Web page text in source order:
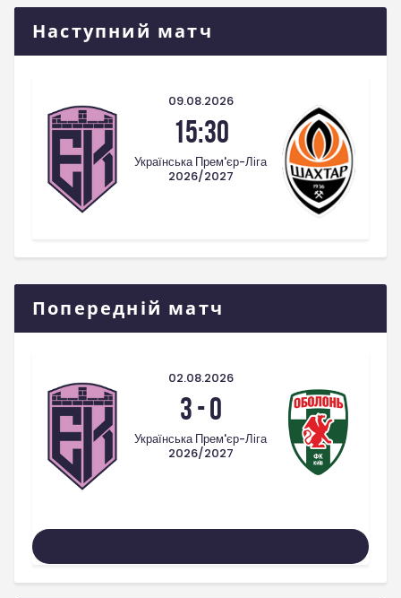
Наступний матч
09.08.2026
15:30
Українська Прем'єр-Ліга
2026/2027
Попередній матч
02.08.2026
3-0
Українська Прем'єр-Ліга
2026/2027